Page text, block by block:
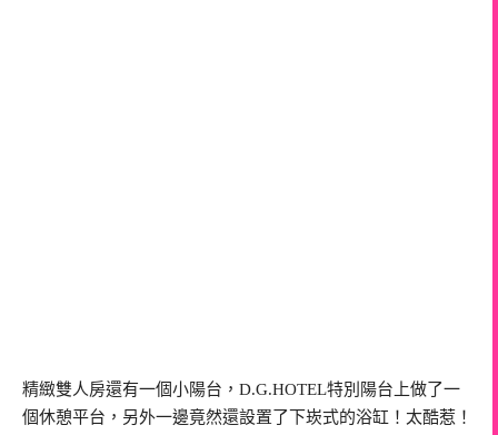
精緻雙人房還有一個小陽台，D.G.HOTEL特別陽台上做了一
個休憩平台，另外一邊竟然還設置了下崁式的浴缸！太酷惹！